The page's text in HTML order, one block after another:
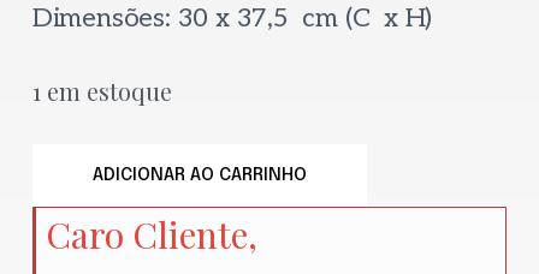
Dimensões: 30 x 37,5 cm (C x H)
1 em estoque
ADICIONAR AO CARRINHO
Caro Cliente,